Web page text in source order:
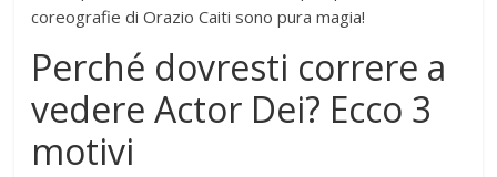
coreografie di Orazio Caiti sono pura magia!
Perché dovresti correre a
vedere Actor Dei? Ecco 3
motivi